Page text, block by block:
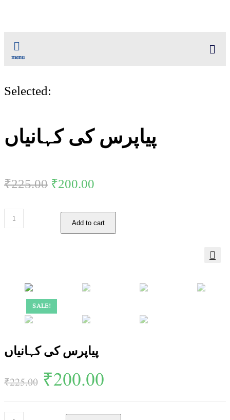
menu
Selected:
پیاپرس کی کہانیاں
₹225.00 ₹200.00
Add to cart
SALE!
پیاپرس کی کہانیاں
₹225.00 ₹200.00